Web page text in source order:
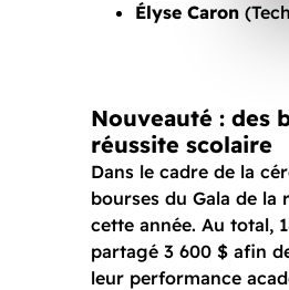
Élyse Caron
Nouveauté : des
réussite scolaire
Dans le cadre de la
bourses du Gala de la
cette année. Au total,
partagé 3 600 $ afin
leur performance